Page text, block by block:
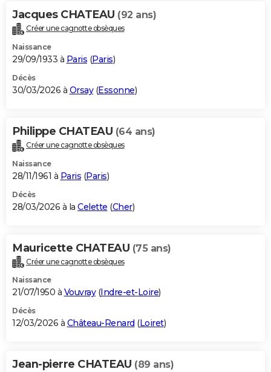
Jacques CHATEAU (92 ans)
Créer une cagnotte obsèques
Naissance
29/09/1933 à Paris (Paris)
Décès
30/03/2026 à Orsay(Essonne)
Philippe CHATEAU (64 ans)
Créer une cagnotte obsèques
Naissance
28/11/1961 à Paris (Paris)
Décès
28/03/2026 à la Celette (Cher)
Mauricette CHATEAU (75 ans)
Créer une cagnotte obsèques
Naissance
21/07/1950 à Vouvray(Indre-et-Loire)
Décès
12/03/2026 à Château-Renard (Loiret)
Jean-pierre CHATEAU (89 ans)